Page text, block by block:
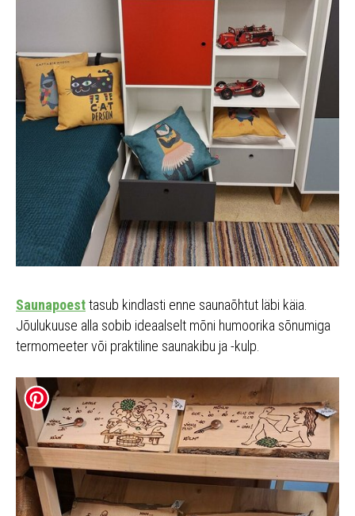
Saunapoesttasub kindlasti enne saunaõhtut läbi käia.
Jõulukuuse alla sobib ideaalselt mõni humoorika sõnumiga
termomeeter või praktiline saunakibu ja -kulp.